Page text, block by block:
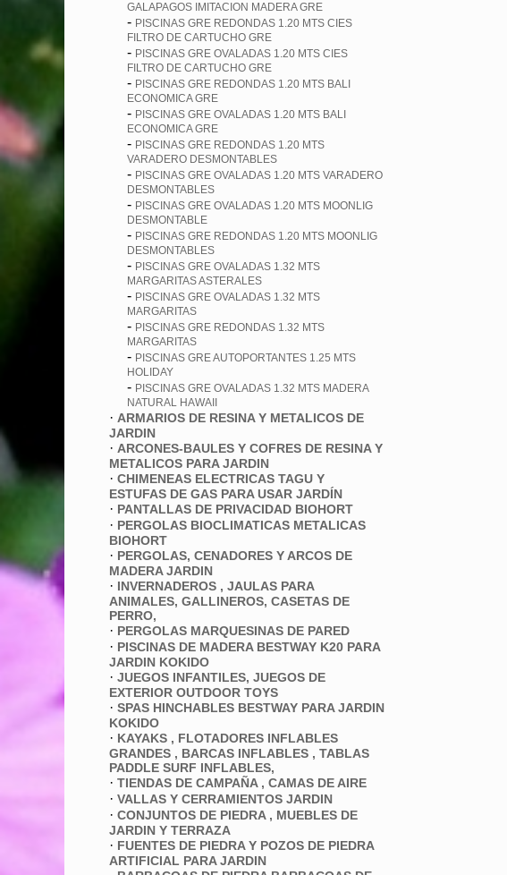
GALAPAGOS IMITACION MADERA GRE
- PISCINAS GRE REDONDAS 1.20 MTS CIES
FILTRO DE CARTUCHO GRE
- PISCINAS GRE OVALADAS 1.20 MTS CIES
FILTRO DE CARTUCHO GRE
- PISCINAS GRE REDONDAS 1.20 MTS BALI
ECONOMICA GRE
- PISCINAS GRE OVALADAS 1.20 MTS BALI
ECONOMICA GRE
- PISCINAS GRE REDONDAS 1.20 MTS
VARADERO DESMONTABLES
- PISCINAS GRE OVALADAS 1.20 MTS VARADERO
DESMONTABLES
- PISCINAS GRE OVALADAS 1.20 MTS MOONLIG
DESMONTABLE
- PISCINAS GRE REDONDAS 1.20 MTS MOONLIG
DESMONTABLES
- PISCINAS GRE OVALADAS 1.32 MTS
MARGARITAS ASTERALES
- PISCINAS GRE OVALADAS 1.32 MTS
MARGARITAS
- PISCINAS GRE REDONDAS 1.32 MTS
MARGARITAS
- PISCINAS GRE AUTOPORTANTES 1.25 MTS
HOLIDAY
- PISCINAS GRE OVALADAS 1.32 MTS MADERA
NATURAL HAWAII
· ARMARIOS DE RESINA Y METALICOS DE
JARDIN
· ARCONES-BAULES Y COFRES DE RESINA Y
METALICOS PARA JARDIN
· CHIMENEAS ELECTRICAS TAGU Y
ESTUFAS DE GAS PARA USAR JARDÍN
· PANTALLAS DE PRIVACIDAD BIOHORT
· PERGOLAS BIOCLIMATICAS METALICAS
BIOHORT
· PERGOLAS, CENADORES Y ARCOS DE
MADERA JARDIN
· INVERNADEROS , JAULAS PARA
ANIMALES, GALLINEROS, CASETAS DE
PERRO,
· PERGOLAS MARQUESINAS DE PARED
· PISCINAS DE MADERA BESTWAY K20 PARA
JARDIN KOKIDO
· JUEGOS INFANTILES, JUEGOS DE
EXTERIOR OUTDOOR TOYS
· SPAS HINCHABLES BESTWAY PARA JARDIN
KOKIDO
· KAYAKS , FLOTADORES INFLABLES
GRANDES , BARCAS INFLABLES , TABLAS
PADDLE SURF INFLABLES,
· TIENDAS DE CAMPAÑA , CAMAS DE AIRE
· VALLAS Y CERRAMIENTOS JARDIN
· CONJUNTOS DE PIEDRA , MUEBLES DE
JARDIN Y TERRAZA
· FUENTES DE PIEDRA Y POZOS DE PIEDRA
ARTIFICIAL PARA JARDIN